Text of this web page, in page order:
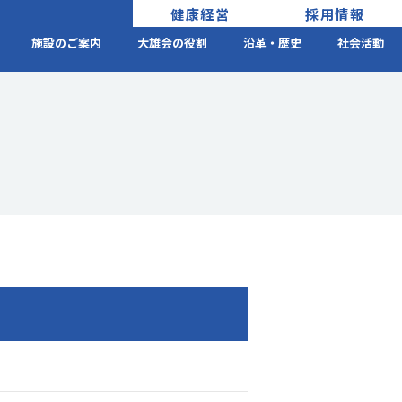
健康経営 採用情報
施設のご案内 大雄会の役割 沿革・歴史 社会活動